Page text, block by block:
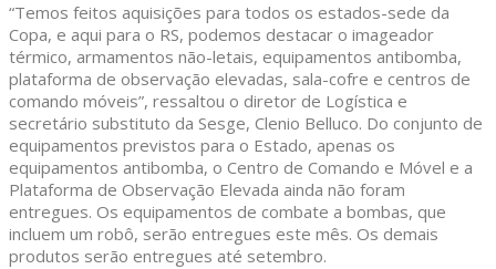
“Temos feitos aquisições para todos os estados-sede da
Copa, e aqui para o RS, podemos destacar o imageador
térmico, armamentos não-letais, equipamentos antibomba,
plataforma de observação elevadas, sala-cofre e centros de
comando móveis”, ressaltou o diretor de Logística e
secretário substituto da Sesge, Clenio Belluco. Do conjunto de
equipamentos previstos para o Estado, apenas os
equipamentos antibomba, o Centro de Comando e Móvel e a
Plataforma de Observação Elevada ainda não foram
entregues. Os equipamentos de combate a bombas, que
incluem um robô, serão entregues este mês. Os demais
produtos serão entregues até setembro.